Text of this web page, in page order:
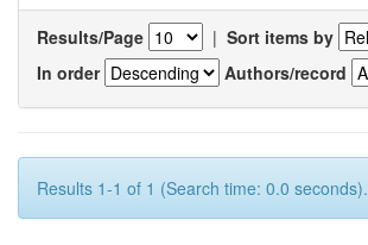
Results/Page | Sort items by
In order
Authors/record
Results 1-1 of 1 (Search time: 0.0 seconds).